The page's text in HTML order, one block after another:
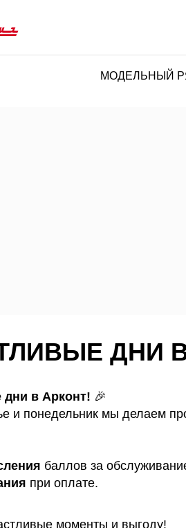
МОДЕЛЬНЫЙ
ДНИ
в Арконт! 🎉
и понедельник мы делаем
баллов за
при оплате.
моменты и выгоду!